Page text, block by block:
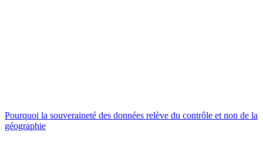
Pourquoi la souveraineté des données relève du contrôle et non de la
géographie